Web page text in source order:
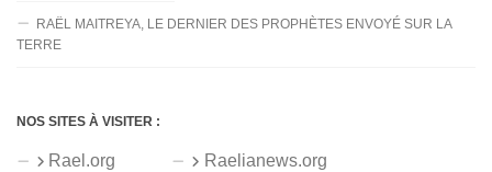
RAËL MAITREYA, LE DERNIER DES PROPHÈTES ENVOYÉ SUR LA
TERRE
NOS SITES À VISITER :
Rael.org Raelianews.org